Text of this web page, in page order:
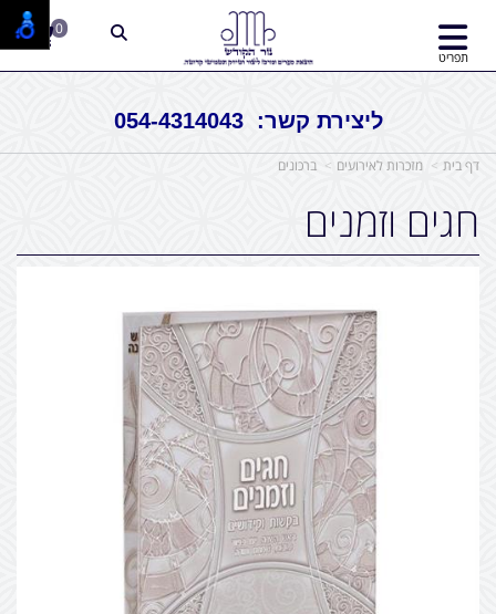
ליצירת קשר: 054-4314043
תפריט
0
דף בית מזכרות לאירועים ברכונים
חגים וזמנים